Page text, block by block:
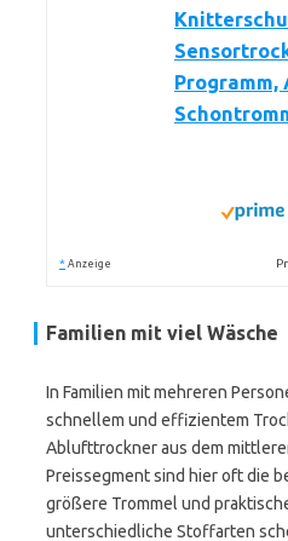
Programm,
* Anzeige
Familien mit viel Wäsche
In Familien mit mehreren
schnellem und effizientem
Ablufttrockner aus dem
Preissegment sind hier oft die
größere Trommel und
unterschiedliche Stoffarten